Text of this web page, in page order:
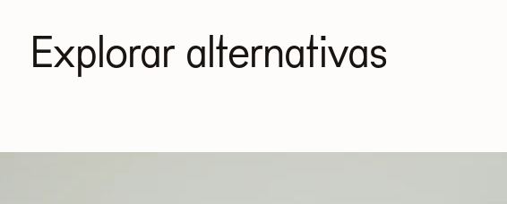
Explorar alternativas